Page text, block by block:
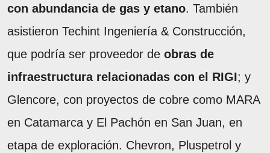
con abundancia de gas y etano. También
asistieron Techint Ingeniería & Construcción,
que podría ser proveedor de obras de
infraestructura relacionadas con el RIGI; y
Glencore, con proyectos de cobre como MARA
en Catamarca y El Pachón en San Juan, en
etapa de exploración. Chevron, Pluspetrol y